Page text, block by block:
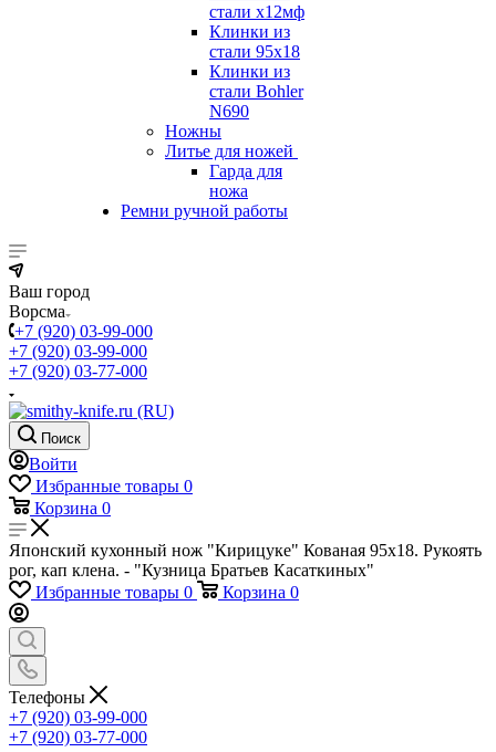
стали х12мф
Клинки из
стали 95х18
Клинки из
стали Bohler
N690
Ножны
Литье для ножей
Гарда для
ножа
Ремни ручной работы
Ваш город
Ворсма
+7 (920) 03-99-000
+7 (920) 03-99-000
+7 (920) 03-77-000
Поиск
Войти
Избранные товары 0
Корзина 0
Японский кухонный нож "Кирицуке" Кованая 95х18. Рукоять
рог, кап клена. - "Кузница Братьев Касаткиных"
Избранные товары 0 Корзина 0
Телефоны
+7 (920) 03-99-000
+7 (920) 03-77-000